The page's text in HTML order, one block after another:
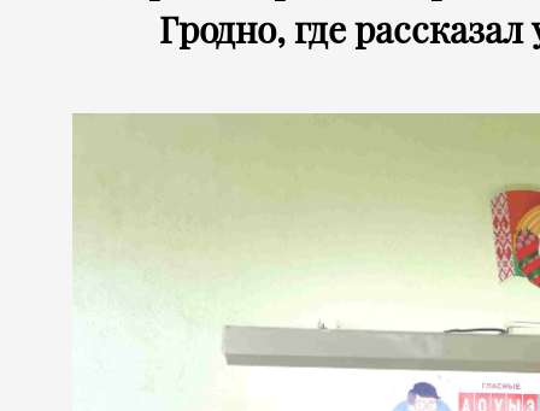
Гродно, где